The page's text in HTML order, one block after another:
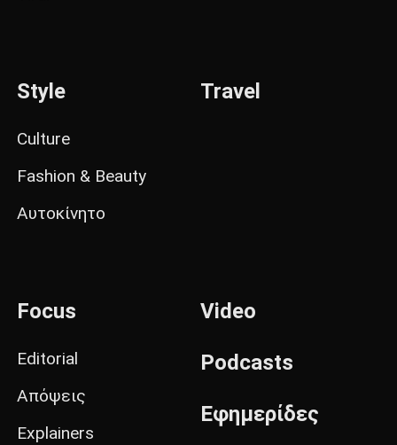
Style
Culture
Fashion & Beauty
Αυτοκίνητο
Travel
Focus
Editorial
Απόψεις
Explainers
Video
Podcasts
Εφημερίδες